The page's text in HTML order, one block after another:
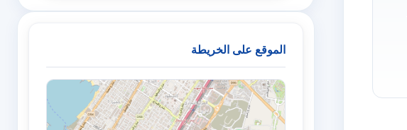
الموقع على الخريطة